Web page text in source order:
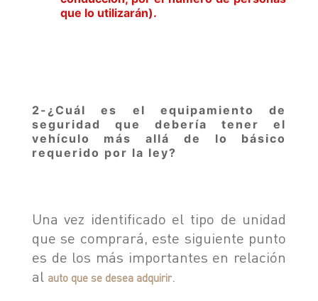
que lo utilizarán).
2- ¿Cuál es el equipamiento de
seguridad que debería tener el
vehículo más allá de lo básico
requerido por la ley?
Una vez identificado el tipo de unidad
que se comprará, este siguiente punto
es de los más importantes en relación
al auto que se desea adquirir.